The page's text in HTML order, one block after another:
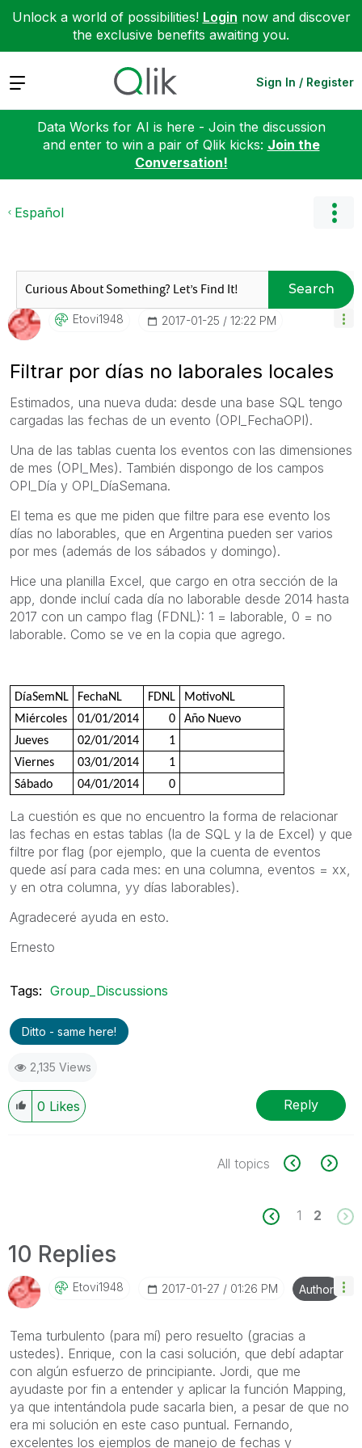
Unlock a world of possibilities! Login now and discover
the exclusive benefits awaiting you.
Expand Sign In / Register
Data Works for AI is here - Join the discussion
and enter to win a pair of Qlik kicks: Join the
Conversation!
Español
Search
Etovi1948 ‎2017-01-25 12:22 PM
Filtrar por días no laborales locales
Estimados, una nueva duda: desde una base SQL tengo
cargadas las fechas de un evento (OPI_FechaOPI).
Una de las tablas cuenta los eventos con las dimensiones
de mes (OPI_Mes). También dispongo de los campos
OPI_Día y OPI_DíaSemana.
El tema es que me piden que filtre para ese evento los
días no laborables, que en Argentina pueden ser varios
por mes (además de los sábados y domingo).
Hice una planilla Excel, que cargo en otra sección de la
app, donde incluí cada día no laborable desde 2014 hasta
2017 con un campo flag (FDNL): 1 = laborable, 0 = no
laborable. Como se ve en la copia que agrego.
DíaSemNL FechaNL FDNL
MotivoNL
Miércoles
01/01/2014 0
Año Nuevo
Jueves
02/01/2014
1
Viernes
03/01/2014
1
Sábado
04/01/2014 0
La cuestión es que no encuentro la forma de relacionar
las fechas en estas tablas (la de SQL y la de Excel) y que
filtre por flag (por ejemplo, que la cuenta de eventos
quede así para cada mes: en una columna, eventos = xx,
y en otra columna, yy días laborables).
Agradeceré ayuda en esto.
Ernesto
Tags: Group_Discussions
Ditto - same here!
2,135 Views
0 Likes Reply
All topics
1 2
10 Replies
Etovi1948 ‎2017-01-27 01:26 PM Author
Tema turbulento (para mí) pero resuelto (gracias a
ustedes). Enrique, con la casi solución, que debí adaptar
con algún esfuerzo de principiante. Jordi, que me
ayudaste por fin a entender y aplicar la función Mapping,
ya que intentándola pude sacarla bien, a pesar de que no
era mi solución en este caso puntual. Fernando,
excelentes los ejemplos de manejo de fechas y